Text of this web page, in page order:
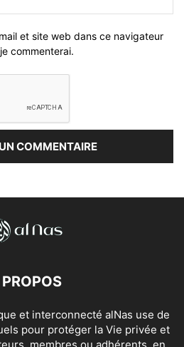
et site web dans ce navigateur
commenterai.
et interconnecté alNas use de
pour protéger la Vie privée et